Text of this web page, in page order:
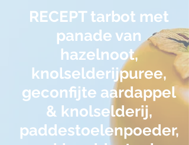
RECEPT tarbot met
panade van
hazelnoot,
knolselderijpuree,
geconfijte aardappel
& knolselderij,
paddestoelenpoeder,